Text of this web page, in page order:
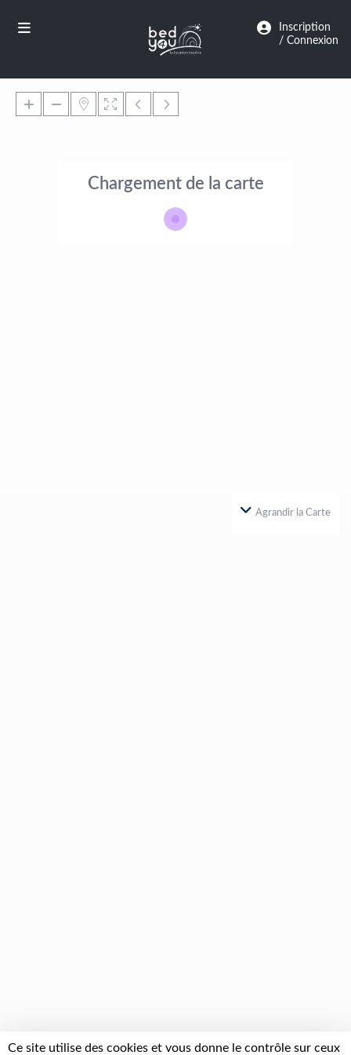
Inscription
/ Connexion
Chargement de la carte
Agrandir la Carte
Ce site utilise des cookies et vous donne le contrôle sur ceux